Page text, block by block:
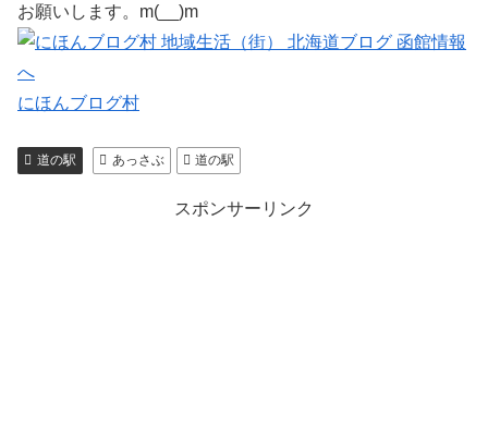
お願いします。m(__)m
にほんブログ村
道の駅 あっさぶ 道の駅
スポンサーリンク